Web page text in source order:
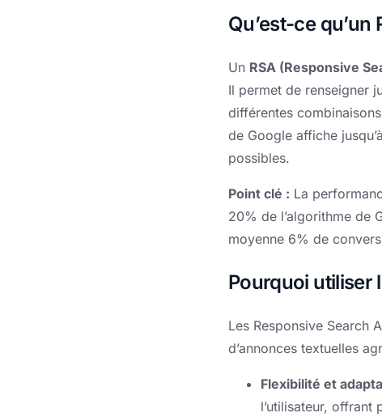
Qu’est-ce
Un RSA (Responsive
Il permet de renseigner
différentes
de Google affiche
possibles.
Point clé : La
20% de l’algorithme de
moyenne 6% de
Pourquoi utiliser
Les Responsive Search
d’annonces textuelles
Flexibilité et
l’utilisateur, offrant